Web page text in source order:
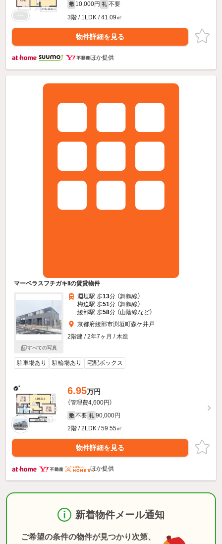
敷 10,000円 礼 不要
3階 / 1LDK / 41.09㎡
物件詳細を見る
ほか提供
マーベラスフチガキIIの賃貸物件
すべての写真
淵垣駅 歩13分 （舞鶴線）
梅迫駅 歩51分 （舞鶴線）
綾部駅 歩58分 （山陰線など）
京都府綾部市渕垣町森ケ井戸
2階建 / 2年7ヶ月 / 木造
駐車場あり 駐輪場あり 宅配ボックス
6.95万円
（管理費4,600円）
敷 不要 礼 90,000円
2階 / 2LDK / 59.55㎡
物件詳細を見る
ほか提供
新着物件メール通知
ご希望の条件の物件が見つかり次第、